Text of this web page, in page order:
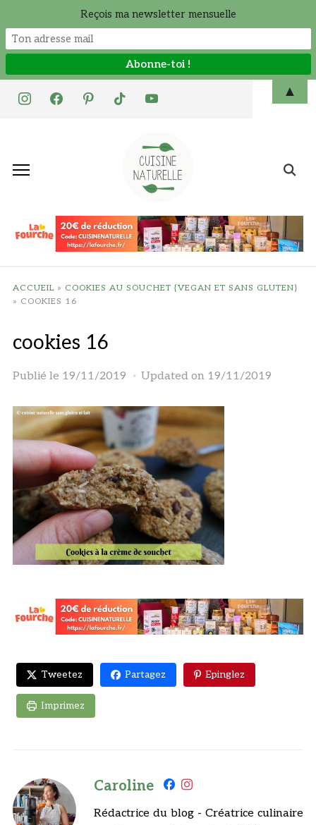
instagramfacebookpinteresttiktok youtube
Search
ACCUEIL » COOKIES AU SOUCHET {VEGAN ET SANS GLUTEN}
» COOKIES 16
cookies 16
Publié le 19/11/2019 Updated on 19/11/2019
Tweetez Partagez Epinglez
Imprimez
Caroline
Rédactrice du blog - Créatrice culinaire
Reçois ma newsletter mensuelle
▲